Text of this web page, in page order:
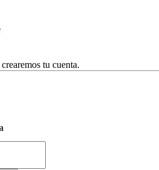
tu cuenta.